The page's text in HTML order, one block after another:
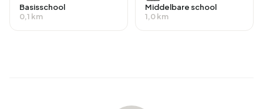
Energie
Basisschool
0,1 km
Middelbare school
1,0 km